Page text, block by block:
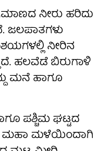
ನೀರು ಹರಿದು
ಜಲಪಾತಗಳು
ನೀರಿನ
ಹಲವೆಡೆ ಬಿರುಗಾಳಿ
ಮನೆ ಹಾಗೂ
ಪಶ್ಚಿಮ ಘಟ್ಟದ
ಮಹಾ ಮಳೆಯಿಂದಾಗಿ